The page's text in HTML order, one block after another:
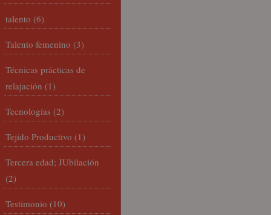
talento (6)
Talento femenino (3)
Técnicas prácticas de
relajación (1)
Tecnologías (2)
Tejido Productivo (1)
Tercera edad; JUbilación
(2)
Testimonio (10)